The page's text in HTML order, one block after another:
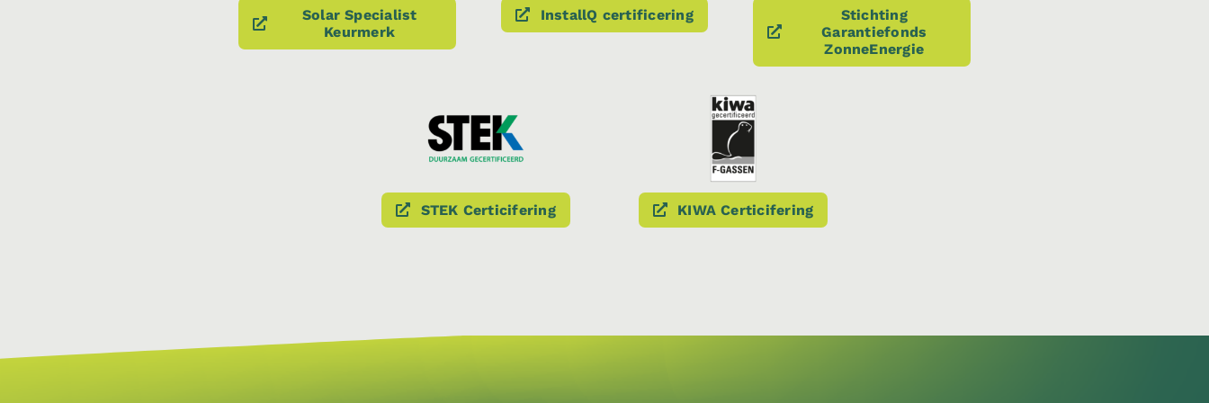
Solar Specialist
Keurmerk
InstallQ certificering
Stichting
Garantiefonds
ZonneEnergie
STEK Certicifering KIWA Certicifering